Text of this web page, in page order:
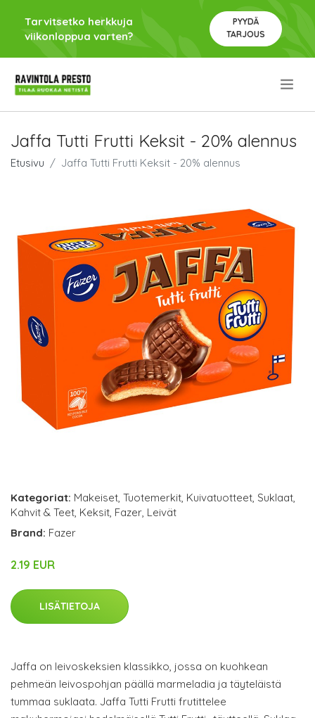
Tarvitsetko herkkuja
viikonloppua varten?
PYYDÄ
TARJOUS
Jaffa Tutti Frutti Keksit - 20% alennus
Etusivu Jaffa Tutti Frutti Keksit - 20% alennus
Kategoriat: Makeiset, Tuotemerkit, Kuivatuotteet, Suklaat,
Kahvit & Teet, Keksit, Fazer, Leivät
Brand: Fazer
2.19 EUR
LISÄTIETOJA
Jaffa on leivoskeksien klassikko, jossa on kuohkean
pehmeän leivospohjan päällä marmeladia ja täyteläistä
tummaa suklaata. Jaffa Tutti Frutti frutittelee